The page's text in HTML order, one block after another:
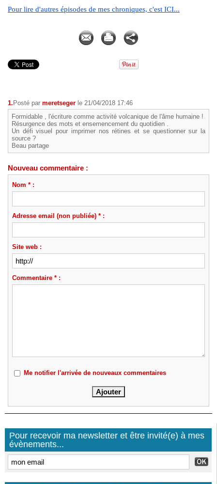
Pour lire d'autres épisodes de mes chroniques, c'est ICI...
1. Posté par meretseger le 21/04/2018 17:46
Formidable , l'écriture comme activité volcanique de l'âme humaine !
Résurgence des mots et ensemencement du quotidien .
Un défi visuel pour imprimer nos rétines et se questionner sur la
source ?
Beau partage
Nouveau commentaire :
Nom * :
Adresse email (non publiée) * :
Site web :
Commentaire * :
Me notifier l'arrivée de nouveaux commentaires
Pour recevoir ma newsletter et être invité(e) à mes
évènements...